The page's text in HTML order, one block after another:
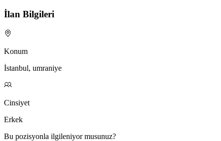
İlan Bilgileri
Konum
İstanbul, umraniye
Cinsiyet
Erkek
Bu pozisyonla ilgileniyor musunuz?